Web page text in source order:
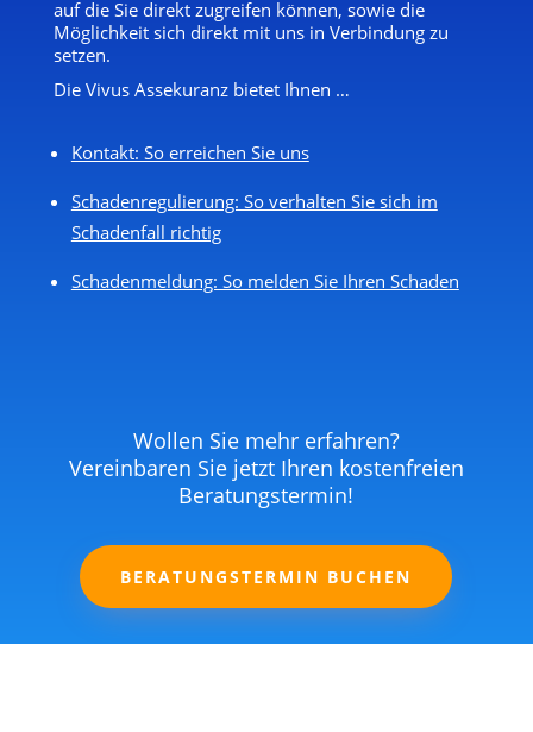
auf die Sie direkt zugreifen können, sowie die
Möglichkeit sich direkt mit uns in Verbindung zu
setzen.
Die Vivus Assekuranz bietet Ihnen …
Kontakt: So erreichen Sie uns
Schadenregulierung: So verhalten Sie sich im
Schadenfall richtig
Schadenmeldung: So melden Sie Ihren Schaden
Wollen Sie mehr erfahren?
Vereinbaren Sie jetzt Ihren kostenfreien
Beratungstermin!
BERATUNGSTERMIN BUCHEN